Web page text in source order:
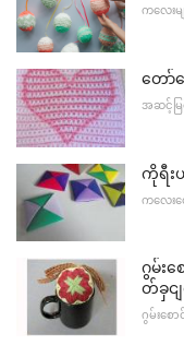
ကလေး
တော်တ
အဆင့်မြ
ကိုရီးယ
ကလေး
ဂွမ်း
တ်ခှင
ဂွမ်းစော